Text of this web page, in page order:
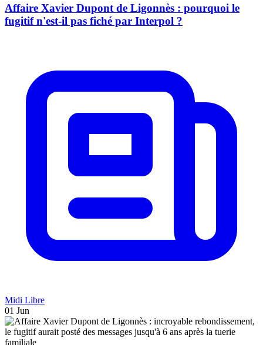
Affaire Xavier Dupont de Ligonnès : pourquoi le
fugitif n'est-il pas fiché par Interpol ?
Midi Libre
01 Jun